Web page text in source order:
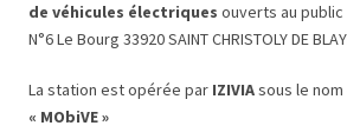
de véhicules électriques ouverts au
N°6 Le Bourg 33920 SAINT CHRISTOLY DE
La station est opérée par IZIVIAsous le
« MObiVE »